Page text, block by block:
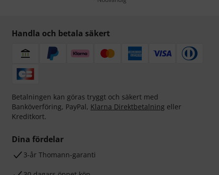
Handla och betala säkert
Betalningen kan göras tryggt och säkert med
Banköverföring, PayPal, Klarna Direktbetalning eller
Kreditkort.
Dina fördelar
3-år Thomann-garanti